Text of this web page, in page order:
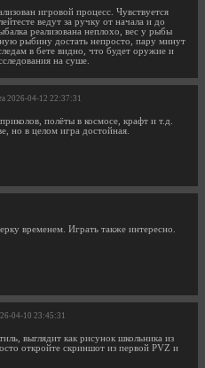
игровой процесс. Чувствуется
ведут за ручку от начала и до
реализована неплохо, вес у рыбы
рыбину достать непросто, пару минут
в бете видно, что будет оружие и
на суше.
2026-04-12 22:37:31
полёты в космосе, крафт и т.д.
но в целом игра достойная.
временем. Играть также интересно.
04-10 23:45:31
выглядит как рисунок школьника из
откройте скриншот из первой PVZ и